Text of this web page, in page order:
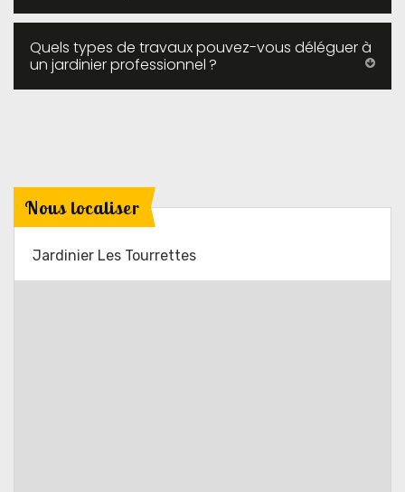
Quels types de travaux pouvez-vous déléguer à
un jardinier professionnel ?
Nous localiser
Jardinier Les Tourrettes